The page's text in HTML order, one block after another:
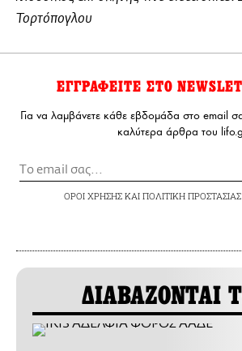
Τορτόπογλου
ΕΓΓΡΑΦΕΙΤΕ ΣΤΟ
Για να λαμβάνετε κάθε εβδομάδα στο email
καλύτερα άρθρα του
ΟΡΟΙ ΧΡΗΣΗΣΚΑΙ ΠΟΛΙΤΙΚΗ
ΔΙΑΒΑΖΟΝΤΑΙ